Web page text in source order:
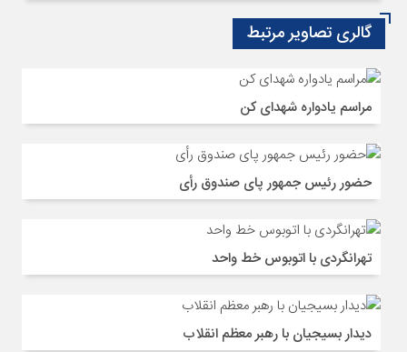
گالری تصاویر مرتبط
مراسم یادواره شهدای کن
حضور رئیس جمهور پای صندوق رأی
تهرانگردی با اتوبوس خط واحد
دیدار بسیجیان با رهبر معظم انقلاب